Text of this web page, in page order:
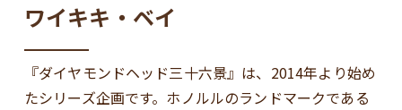
ワイキキ・ベイ
『ダイヤモンドヘッド三十六景』は、2014年より始め
たシリーズ企画です。ホノルルのランドマークである